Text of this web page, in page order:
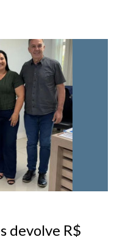
devolve R$